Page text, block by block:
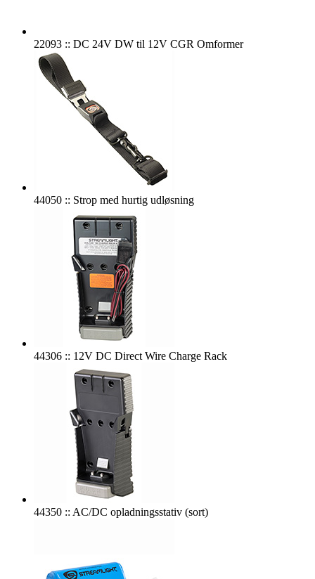
22093 :: DC 24V DW til 12V CGR Omformer
44050 :: Strop med hurtig udløsning
44306 :: 12V DC Direct Wire Charge Rack
44350 :: AC/DC opladningsstativ (sort)